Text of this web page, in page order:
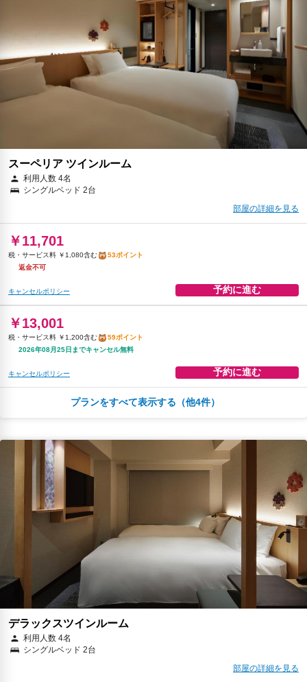
62ポイント
キャンセルポリシー 予約に進む
￥15,365
税・サービス料 ￥1,418含む
2026年08月12日までキャンセル無料
予約に進む
￥15,365
税・サービス料 ￥1,418含む
2026年08月25日までキャンセル無料
予約に進む
スーペリア ツインルーム
利用人数 4名
シングルベッド 2台
部屋の詳細を見る
￥11,701
税・サービス料 ￥1,080含む
53ポイント
返金不可
キャンセルポリシー 予約に進む
￥13,001
税・サービス料 ￥1,200含む
59ポイント
2026年08月25日までキャンセル無料
キャンセルポリシー 予約に進む
キャンセルポリシー
￥13,829
税・サービス料 ￥1,277含む
返金不可
予約に進む
￥15,365
税・サービス料 ￥1,418含む
2026年08月12日までキャンセル無料
キャンセルポリシー
￥15,365
プランをすべて表示する（他4件）
デラックスツインルーム
利用人数 4名
シングルベッド 2台
部屋の詳細を見る